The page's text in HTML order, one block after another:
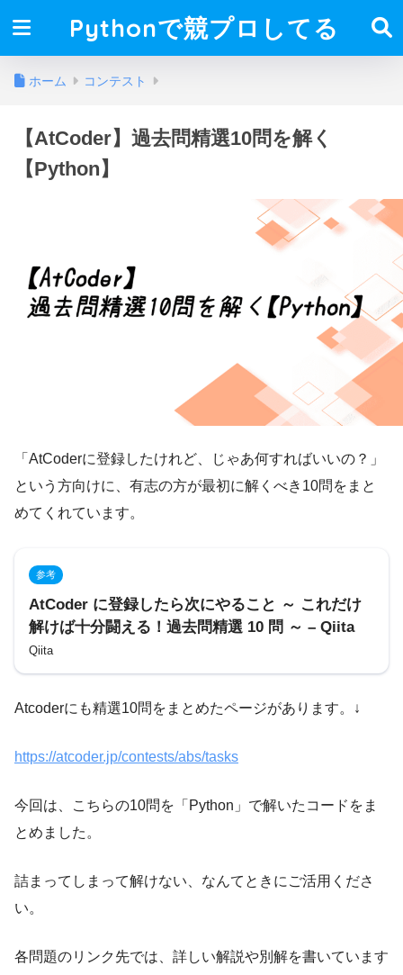
Pythonで競プロしてる
ホーム コンテスト
【AtCoder】過去問精選10問を解く
【Python】
「AtCoderに登録したけれど、じゃあ何すればいいの？」
という方向けに、有志の方が最初に解くべき10問をまと
めてくれています。
参考
AtCoder に登録したら次にやること ～ これだけ
解けば十分闘える！過去問精選 10 問 ～ – Qiita
Qiita
Atcoderにも精選10問をまとめたページがあります。↓
https://atcoder.jp/contests/abs/tasks
今回は、こちらの10問を「Python」で解いたコードをま
とめました。
詰まってしまって解けない、なんてときにご活用くださ
い。
各問題のリンク先では、詳しい解説や別解を書いています